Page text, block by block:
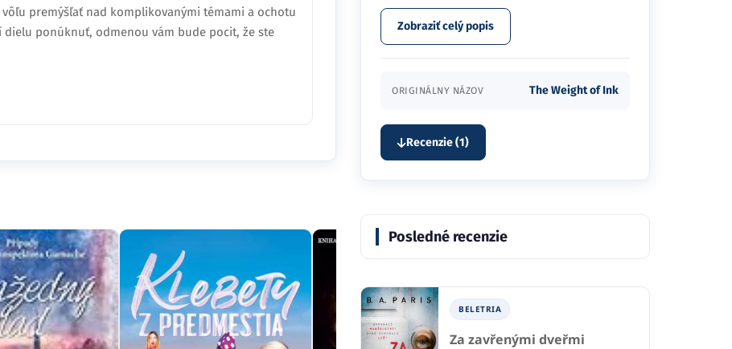
premýšľať nad komplikovanými témami a ochotu
ponúknuť, odmenou vám bude pocit, že ste
Zobraziť celý popis
ORIGINÁLNY NÁZOV The Weight of Ink
Recenzie (1)
Posledné recenzie
BELETRIA
Za zavřenými dveřmi